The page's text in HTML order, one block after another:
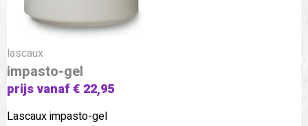
lascaux
impasto-gel
prijs vanaf € 22,95
Lascaux impasto-gel